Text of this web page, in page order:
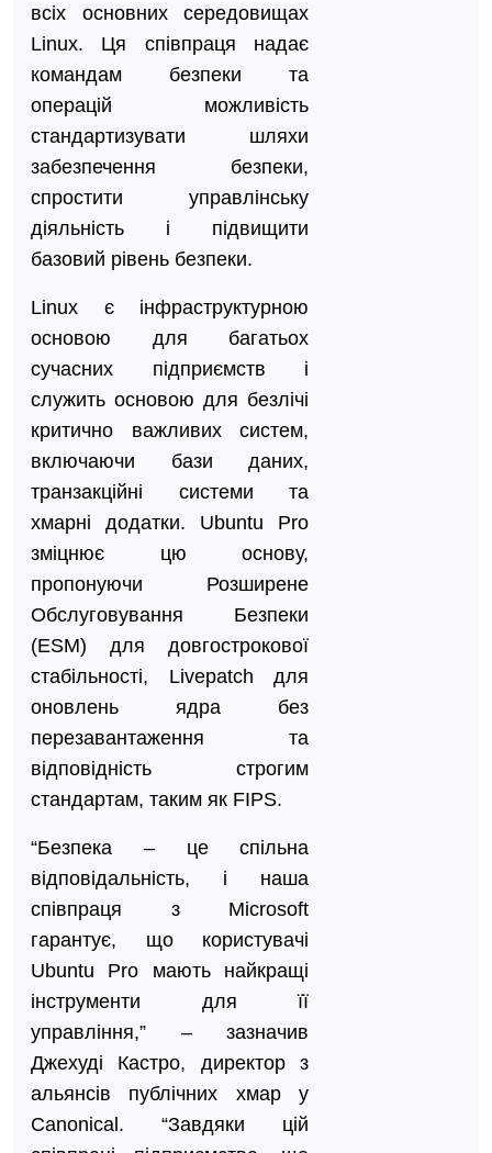
всіх основних середовищах
Linux. Ця співпраця надає
командам безпеки та
операцій можливість
стандартизувати шляхи
забезпечення безпеки,
спростити управлінську
діяльність і підвищити
базовий рівень безпеки.
Linux є інфраструктурною
основою для багатьох
сучасних підприємств і
служить основою для безлічі
критично важливих систем,
включаючи бази даних,
транзакційні системи та
хмарні додатки. Ubuntu Pro
зміцнює цю основу,
пропонуючи Розширене
Обслуговування Безпеки
(ESM) для довгострокової
стабільності, Livepatch для
оновлень ядра без
перезавантаження та
відповідність строгим
стандартам, таким як FIPS.
“Безпека – це спільна
відповідальність, і наша
співпраця з Microsoft
гарантує, що користувачі
Ubuntu Pro мають найкращі
інструменти для її
управління,” – зазначив
Джехуді Кастро, директор з
альянсів публічних хмар у
Canonical. “Завдяки цій